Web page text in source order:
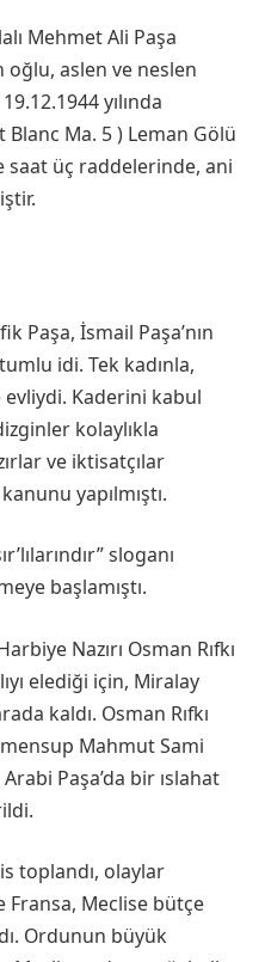
Mehmet Ali Paşa
oğlu, aslen ve neslen
yılında
Blanc Ma. 5 ) Leman Gölü
saat üç raddelerinde, ani
Paşa, İsmail Paşa’nın
idi. Tek kadınla,
Kaderini kabul
kolaylıkla
ve iktisatçılar
yapılmıştı.
sloganı
başlamıştı.
Nazırı Osman Rıfkı
elediği için, Miralay
kaldı. Osman Rıfkı
Mahmut Sami
Arabi Paşa’da bir ıslahat
toplandı, olaylar
Fransa, Meclise bütçe
Ordunun büyük